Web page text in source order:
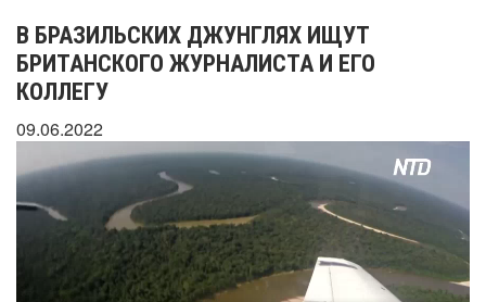
В БРАЗИЛЬСКИХ ДЖУНГЛЯХ ИЩУТ
БРИТАНСКОГО ЖУРНАЛИСТА И ЕГО
КОЛЛЕГУ
09.06.2022